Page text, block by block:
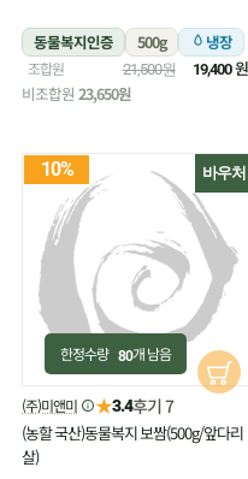
동물복지인증 500g 냉장
조합원 21,500원 19,400원
비조합원 23,650원
바우처
10%
한정수량 80개 남음
(주)미앤미 ★3.4후기 7
(농할 국산)동물복지 보쌈(500g/앞다리
살)